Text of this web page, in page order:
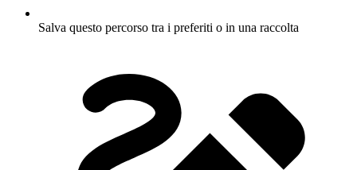
Salva questo percorso tra i preferiti o in una raccolta